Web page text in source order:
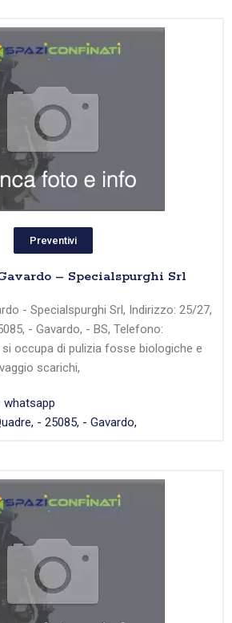
Preventivi
– Specialspurghi Srl
- Specialspurghi Srl, Indirizzo: 25/27,
- Gavardo, - BS, Telefono:
si occupa di pulizia fosse biologiche e
scarichi,
whatsapp
- 25085, - Gavardo,